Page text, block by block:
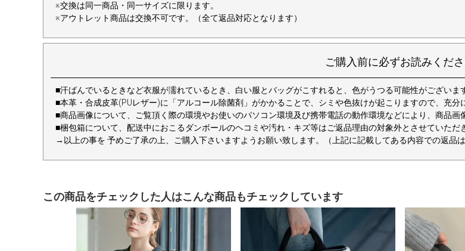
※交換は同一商品・同一サイズに限ります。
※アウトレット商品は交換不可です。（全て返品対応となります）
ご購入前に必ずお読みくだ
■汗ばんでいるときなど衣服が濡れているとき、白い服とバッグがこすれると、色がうつる可能性がございま
■本革・合成皮革(PUレザー)に「アルコール除菌剤」がかかることで、シミや色抜けが起こりますので、充分
■商品画像について、ご覧頂く際の環境やお使いのパソコン環境及び携帯電話の動作環境などにより、商品画
■梱包箱について、配送中におこるダンボールのヘコミや汚れ・キズ等はご返品理由の対象外とさせていただ
→以上の事を 予めご了承の上、ご購入下さいますようお願い致します。（上記に記載してある内容での返品
この商品をチェックした人はこんな商品もチェックしています